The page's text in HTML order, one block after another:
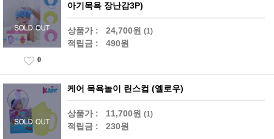
아기목욕 장난감3P)
상품가 : 24,700원 (1)
적립금 : 490원
0
케어 목욕놀이 린스컵 (옐로우)
상품가 : 11,700원 (1)
적립금 : 230원